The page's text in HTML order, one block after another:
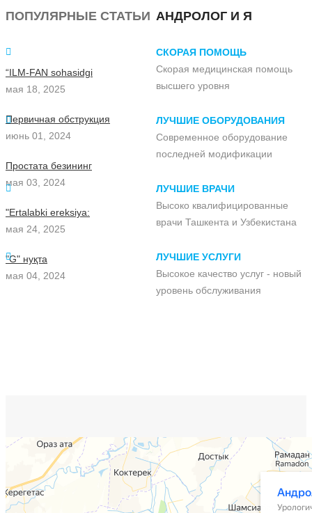
ПОПУЛЯРНЫЕ СТАТЬИ
“ILM-FAN sohasidgi
мая 18, 2025
Первичная обструкция
июнь 01, 2024
Простата безининг
мая 03, 2024
"Ertalabki ereksiya:
мая 24, 2025
"G" нуқта
мая 04, 2024
АНДРОЛОГ И Я
СКОРАЯ ПОМОЩЬ
Скорая медицинская помощь
высшего уровня
ЛУЧШИЕ ОБОРУДОВАНИЯ
Современное оборудование
последней модификации
ЛУЧШИЕ ВРАЧИ
Высоко квалифицированные
врачи Ташкента и Узбекистана
ЛУЧШИЕ УСЛУГИ
Высокое качество услуг - новый
уровень обслуживания